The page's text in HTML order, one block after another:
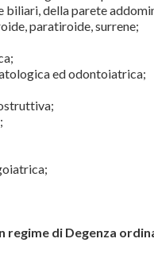
biliari, della parete
paratiroide, surrene;
ed odontoiatrica;
regime di Degenza